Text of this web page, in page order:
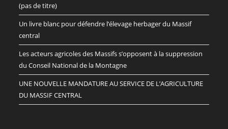
(pas de titre)
Un livre blanc pour défendre l’élevage herbager du Massif
central
Les acteurs agricoles des Massifs s’opposent à la suppression
du Conseil National de la Montagne
UNE NOUVELLE MANDATURE AU SERVICE DE L’AGRICULTURE
DU MASSIF CENTRAL